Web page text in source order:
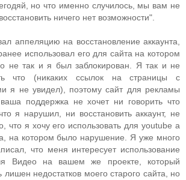
но что именно случилось, мы вам не
ничего нет возможности".
аппеляцию на восстановление аккаунта,
использовал его для сайта на котором
не так и я был заблокирован. Я так и не
что (никаких ссылок на страницы с
я не увидел), поэтому сайт для рекламы
поддержка не хочет ни говорить что
я нарушил, ни восстановить аккаунт, не
что я хочу его использовать для youtube а
на котором было нарушение. Я уже много
что меня интересует использование
Видео на вашем же проекте, который
лишен недостатков моего старого сайта, но